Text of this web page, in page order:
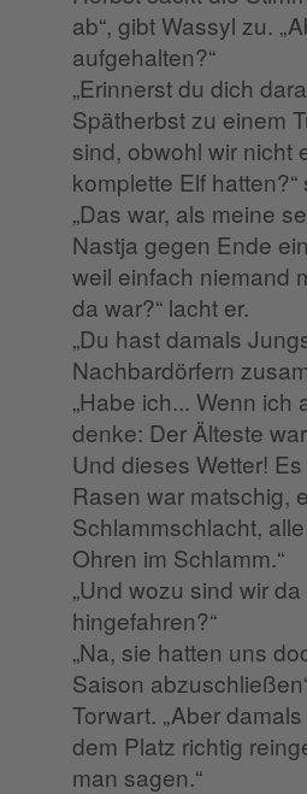
ab“, gibt Wassyl zu.
aufgehalten?“
„Erinnerst du dich
Spätherbst zu einem
sind, obwohl wir nicht
komplette Elf hatten?“
„Das war, als meine
Nastja gegen Ende
weil einfach niemand
da war?“ lacht er.
„Du hast damals
Nachbardörfern
„Habe ich... Wenn ich
denke: Der Älteste
Und dieses Wetter!
Rasen war matschig,
Schlammschlacht,
Ohren im Schlamm.“
„Und wozu sind wir
hingefahren?“
„Na, sie hatten uns
Saison
Torwart. „Aber
dem Platz richtig
man sagen.“